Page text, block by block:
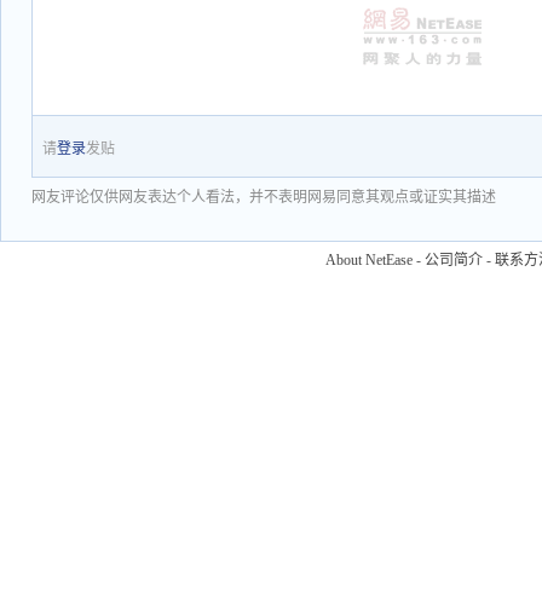
请登录发贴
网友评论仅供网友表达个人看法，并不表明网易同意其观点或证实其描述
About NetEase - 公司简介 - 联系方